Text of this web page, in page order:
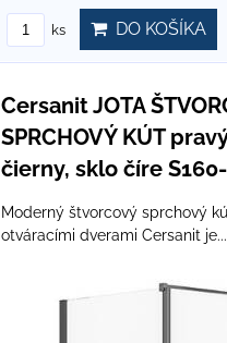
ks DO KOŠÍKA
Cersanit JOTA
SPRCHOVÝ KÚT
čierny, sklo číre
Moderný štvorcový sprchový
otváracími dverami Cersanit je...